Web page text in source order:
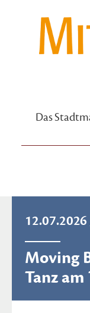
Das
Moving
Tanz am